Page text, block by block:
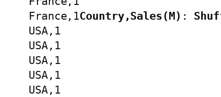
France,1Country,Sales(M) :
USA,1
USA,1
USA,1
USA,1
USA,1